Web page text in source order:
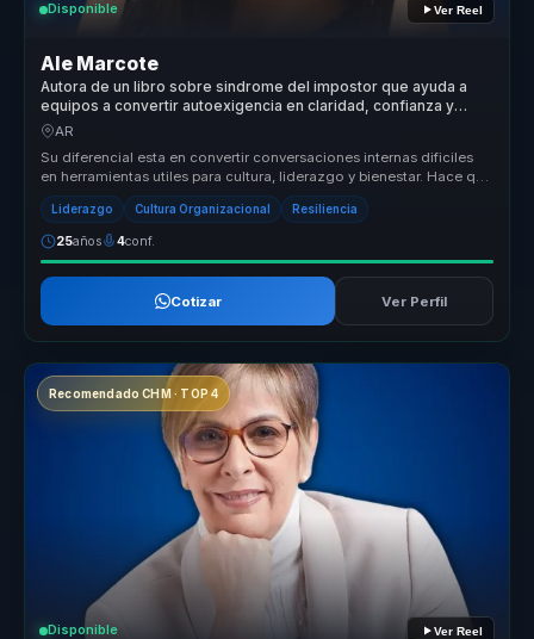
Disponible Ver Reel
Ale Marcote
Autora de un libro sobre sindrome del impostor que ayuda a
equipos a convertir autoexigencia en claridad, confianza y
participacion.
AR
Su diferencial esta en convertir conversaciones internas dificiles
en herramientas utiles para cultura, liderazgo y bienestar. Hace que
t...
Liderazgo Cultura Organizacional Resiliencia
25años 4conf.
Cotizar Ver Perfil
Recomendado CHM · TOP 4
Disponible Ver Reel